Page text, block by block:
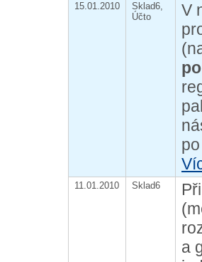
15.01.2010
Sklad6,
Účto
V
11.01.2010 Sklad6
a